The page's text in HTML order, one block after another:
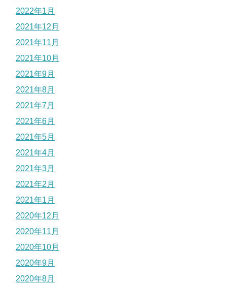
2022年1月
2021年12月
2021年11月
2021年10月
2021年9月
2021年8月
2021年7月
2021年6月
2021年5月
2021年4月
2021年3月
2021年2月
2021年1月
2020年12月
2020年11月
2020年10月
2020年9月
2020年8月